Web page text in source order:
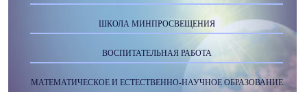
ШКОЛА МИНПРОСВЕЩЕНИЯ
ВОСПИТАТЕЛЬНАЯ РАБОТА
МАТЕМАТИЧЕСКОЕ И ЕСТЕСТВЕННО-НАУЧНОЕ ОБРАЗОВАНИЕ